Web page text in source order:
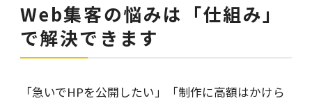
Web集客の悩みは「仕組み」
で解決できます
「急いでHPを公開したい」「制作に高額はかけら